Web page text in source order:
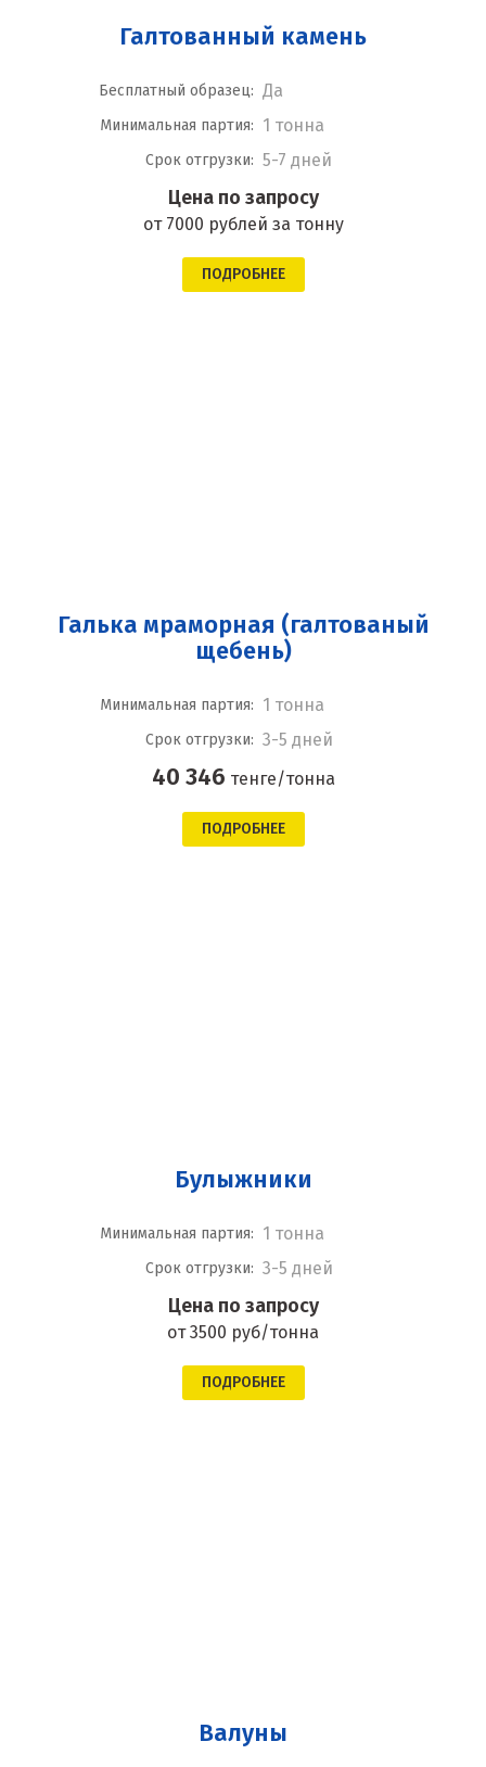
Галтованный камень
Бесплатный образец: Да
Минимальная партия: 1 тонна
Срок отгрузки: 5-7 дней
Цена по запросу
от 7000 рублей за тонну
ПОДРОБНЕЕ
Галька мраморная (галтованый
щебень)
Минимальная партия: 1 тонна
Срок отгрузки: 3-5 дней
40 346 тенге/тонна
ПОДРОБНЕЕ
Булыжники
Минимальная партия: 1 тонна
Срок отгрузки: 3-5 дней
Цена по запросу
от 3500 руб/тонна
ПОДРОБНЕЕ
Валуны